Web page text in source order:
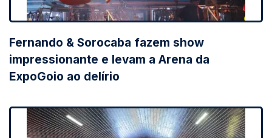
Fernando & Sorocaba fazem show
impressionante e levam a Arena da
ExpoGoio ao delírio